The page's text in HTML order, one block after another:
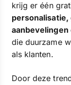
krijg er één
die duurzame
als klanten.
Door deze